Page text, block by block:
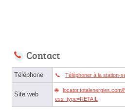
Contact
Téléphone Téléphoner à la station-
Site web
ess_type=RETAIL